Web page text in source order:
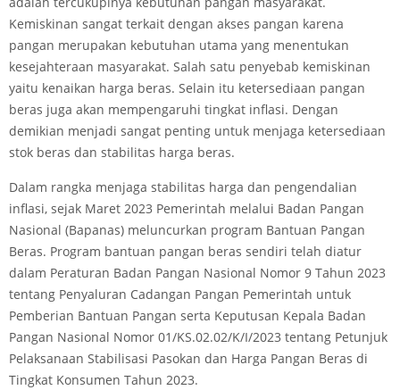
Kemiskinan sangat terkait dengan akses pangan karena
pangan merupakan kebutuhan utama yang menentukan
kesejahteraan masyarakat. Salah satu penyebab kemiskinan
yaitu kenaikan harga beras. Selain itu ketersediaan pangan
beras juga akan mempengaruhi tingkat inflasi. Dengan
demikian menjadi sangat penting untuk menjaga ketersediaan
stok beras dan stabilitas harga beras.
Dalam rangka menjaga stabilitas harga dan pengendalian
inflasi, sejak Maret 2023 Pemerintah melalui Badan Pangan
Nasional (Bapanas) meluncurkan program Bantuan Pangan
Beras. Program bantuan pangan beras sendiri telah diatur
dalam Peraturan Badan Pangan Nasional Nomor 9 Tahun 2023
tentang Penyaluran Cadangan Pangan Pemerintah untuk
Pemberian Bantuan Pangan serta Keputusan Kepala Badan
Pangan Nasional Nomor 01/KS.02.02/K/I/2023 tentang Petunjuk
Pelaksanaan Stabilisasi Pasokan dan Harga Pangan Beras di
Tingkat Konsumen Tahun 2023.